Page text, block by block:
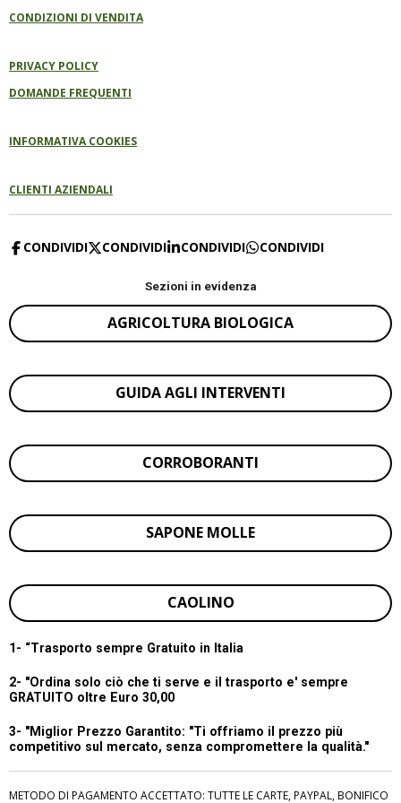
CONDIZIONI DI VENDITA
PRIVACY POLICY
DOMANDE FREQUENTI
INFORMATIVA COOKIES
CLIENTI AZIENDALI
CONDIVIDI CONDIVIDI CONDIVIDI CONDIVIDI
Sezioni in evidenza
AGRICOLTURA BIOLOGICA
GUIDA AGLI INTERVENTI
CORROBORANTI
SAPONE MOLLE
CAOLINO
1- “Trasporto sempre Gratuito in Italia
2- "Ordina solo ciò che ti serve e il trasporto e' sempre
GRATUITO oltre Euro 30,00
3- "Miglior Prezzo Garantito: "Ti offriamo il prezzo più
competitivo sul mercato, senza compromettere la qualità."
METODO DI PAGAMENTO ACCETTATO: TUTTE LE CARTE, PAYPAL, BONIFICO